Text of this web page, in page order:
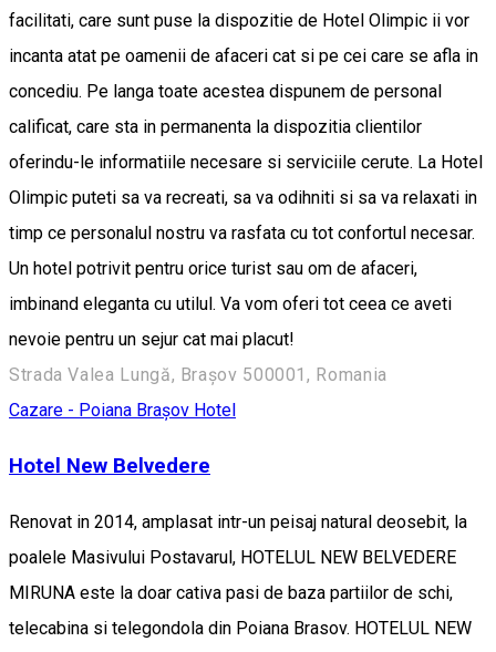
facilitati, care sunt puse la dispozitie de Hotel Olimpic ii vor
incanta atat pe oamenii de afaceri cat si pe cei care se afla in
concediu. Pe langa toate acestea dispunem de personal
calificat, care sta in permanenta la dispozitia clientilor
oferindu-le informatiile necesare si serviciile cerute. La Hotel
Olimpic puteti sa va recreati, sa va odihniti si sa va relaxati in
timp ce personalul nostru va rasfata cu tot confortul necesar.
Un hotel potrivit pentru orice turist sau om de afaceri,
imbinand eleganta cu utilul. Va vom oferi tot ceea ce aveti
nevoie pentru un sejur cat mai placut!
Strada Valea Lungă, Brașov 500001, Romania
Cazare - Poiana Brașov Hotel
Hotel New Belvedere
Renovat in 2014, amplasat intr-un peisaj natural deosebit, la
poalele Masivului Postavarul, HOTELUL NEW BELVEDERE
MIRUNA este la doar cativa pasi de baza partiilor de schi,
telecabina si telegondola din Poiana Brasov. HOTELUL NEW